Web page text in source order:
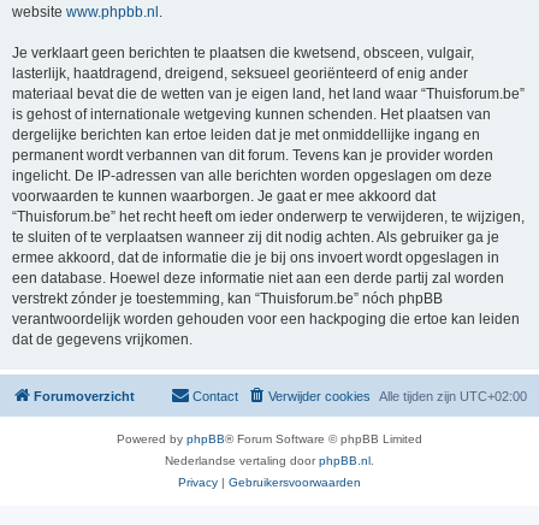
website www.phpbb.nl .
Je verklaart geen berichten te plaatsen die kwetsend, obsceen, vulgair,
lasterlijk, haatdragend, dreigend, seksueel georiënteerd of enig ander
materiaal bevat die de wetten van je eigen land, het land waar “Thuisforum.be”
is gehost of internationale wetgeving kunnen schenden. Het plaatsen van
dergelijke berichten kan ertoe leiden dat je met onmiddellijke ingang en
permanent wordt verbannen van dit forum. Tevens kan je provider worden
ingelicht. De IP-adressen van alle berichten worden opgeslagen om deze
voorwaarden te kunnen waarborgen. Je gaat er mee akkoord dat
“Thuisforum.be” het recht heeft om ieder onderwerp te verwijderen, te wijzigen,
te sluiten of te verplaatsen wanneer zij dit nodig achten. Als gebruiker ga je
ermee akkoord, dat de informatie die je bij ons invoert wordt opgeslagen in
een database. Hoewel deze informatie niet aan een derde partij zal worden
verstrekt zónder je toestemming, kan “Thuisforum.be” nóch phpBB
verantwoordelijk worden gehouden voor een hackpoging die ertoe kan leiden
dat de gegevens vrijkomen.
Forumoverzicht Alle tijden zijn UTC+02:00
Verwijder cookies
Contact
Powered by phpBB® Forum Software © phpBB Limited
Nederlandse vertaling doorphpBB.nl
Privacy | Gebruikersvoorwaarden